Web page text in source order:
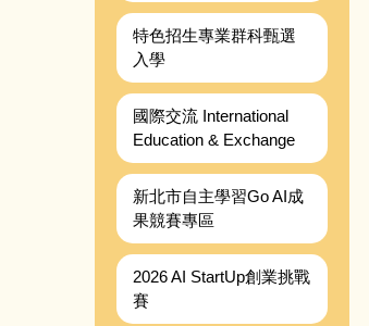
特色招生專業群科甄選
入學
國際交流 International
Education & Exchange
新北市自主學習Go AI成
果競賽專區
2026 AI StartUp創業挑戰
賽